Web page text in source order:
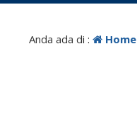
Anda ada di : Home